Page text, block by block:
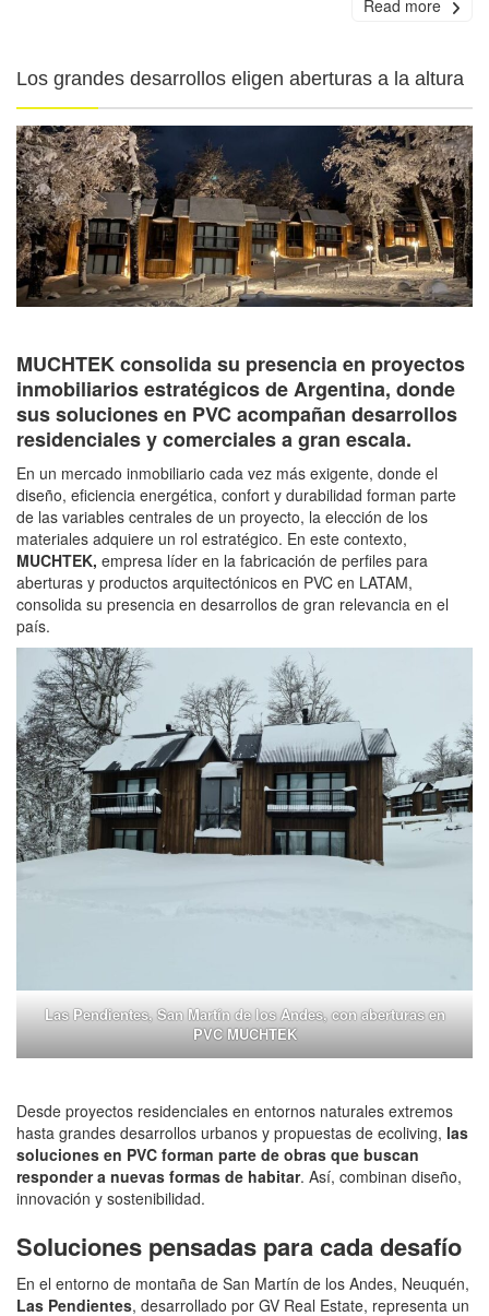
Read more
Los grandes desarrollos eligen aberturas a la altura
MUCHTEK consolida su presencia en proyectos
inmobiliarios estratégicos de Argentina, donde
sus soluciones en PVC acompañan desarrollos
residenciales y comerciales a gran escala.
En un mercado inmobiliario cada vez más exigente, donde el
diseño, eficiencia energética, confort y durabilidad forman parte
de las variables centrales de un proyecto, la elección de los
materiales adquiere un rol estratégico. En este contexto,
MUCHTEK, empresa líder en la fabricación de perfiles para
aberturas y productos arquitectónicos en PVC en LATAM,
consolida su presencia en desarrollos de gran relevancia en el
país.
Las Pendientes, San Martín de los Andes, con aberturas en
PVC MUCHTEK
Desde proyectos residenciales en entornos naturales extremos
hasta grandes desarrollos urbanos y propuestas de ecoliving, las
soluciones en PVC forman parte de obras que buscan
responder a nuevas formas de habitar. Así, combinan diseño,
innovación y sostenibilidad.
Soluciones pensadas para cada desafío
En el entorno de montaña de San Martín de los Andes, Neuquén,
Las Pendientes, desarrollado por GV Real Estate, representa un